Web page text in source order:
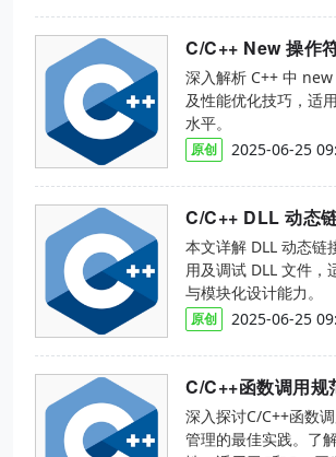
C/C++ New 操作
深入解析 C++ 中
及性能优化技巧，适
水平。
原创 2025-06-25
C/C++ DLL 动态
本文详解 DLL 动态链
用及调试 DLL 文件
与模块化设计能力。
原创 2025-06-25
C/C++函数调用规
深入探讨C/C++函数
管理的最佳实践。了